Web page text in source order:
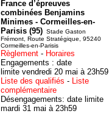
France d’épreuves
combinées Benjamins
Minimes - Cormeilles-en-
Parisis (95) Stade Gaston
Frémont, Route Stratégique, 95240
Cormeilles-en-Parisis
Règlement - Horaires
Engagements : date
limite vendredi 20 mai à 23h59
Liste des qualifiés - Liste
complémentaire
Désengagements: date limite
mardi 31 mai à 23h59